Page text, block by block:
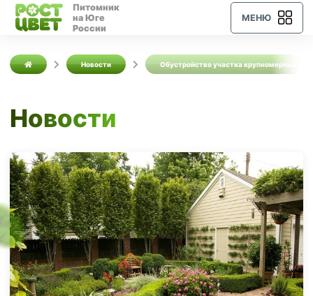
Питомник
на Юге
России
МЕНЮ
Новости Обустройство участка крупномерных
Новости